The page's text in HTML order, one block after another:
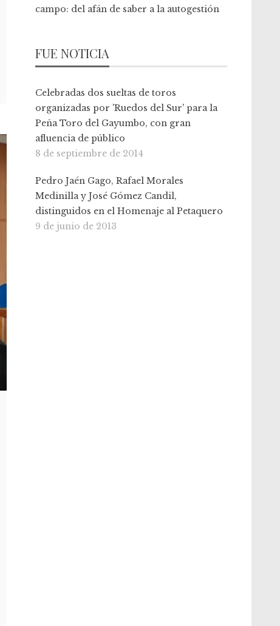
campo: del afán de saber a la autogestión
FUE NOTICIA
Celebradas dos sueltas de toros
organizadas por 'Ruedos del Sur' para la
Peña Toro del Gayumbo, con gran
afluencia de público
8 de septiembre de 2014
Pedro Jaén Gago, Rafael Morales
Medinilla y José Gómez Candil,
distinguidos en el Homenaje al Petaquero
9 de junio de 2013